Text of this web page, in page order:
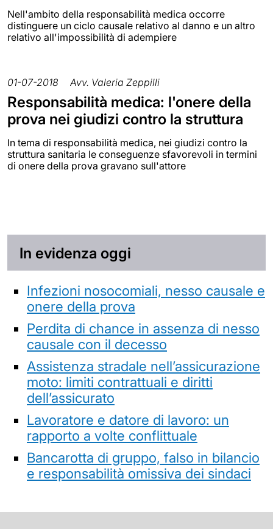
Nell'ambito della responsabilità medica occorre
distinguere un ciclo causale relativo al danno e un altro
relativo all'impossibilità di adempiere
01-07-2018 Avv. Valeria Zeppilli
Responsabilità medica: l'onere della
prova nei giudizi contro la struttura
In tema di responsabilità medica, nei giudizi contro la
struttura sanitaria le conseguenze sfavorevoli in termini
di onere della prova gravano sull'attore
In evidenza oggi
Infezioni nosocomiali, nesso causale e
onere della prova
Perdita di chance in assenza di nesso
causale con il decesso
Assistenza stradale nell’assicurazione
moto: limiti contrattuali e diritti
dell’assicurato
Lavoratore e datore di lavoro: un
rapporto a volte conflittuale
Bancarotta di gruppo, falso in bilancio
e responsabilità omissiva dei sindaci